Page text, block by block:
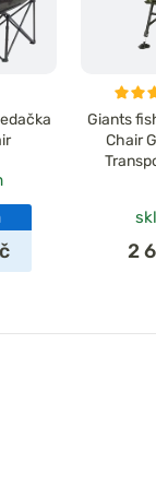
Giants
Chair
2